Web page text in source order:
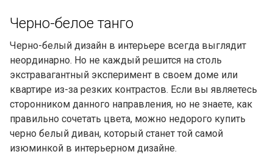
Черно-белое танго
Черно-белый дизайн в интерьере всегда выглядит
неординарно. Но не каждый решится на столь
экстравагантный эксперимент в своем доме или
квартире из-за резких контрастов. Если вы являетесь
сторонником данного направления, но не знаете, как
правильно сочетать цвета, можно недорого купить
черно белый диван, который станет той самой
изюминкой в интерьерном дизайне.